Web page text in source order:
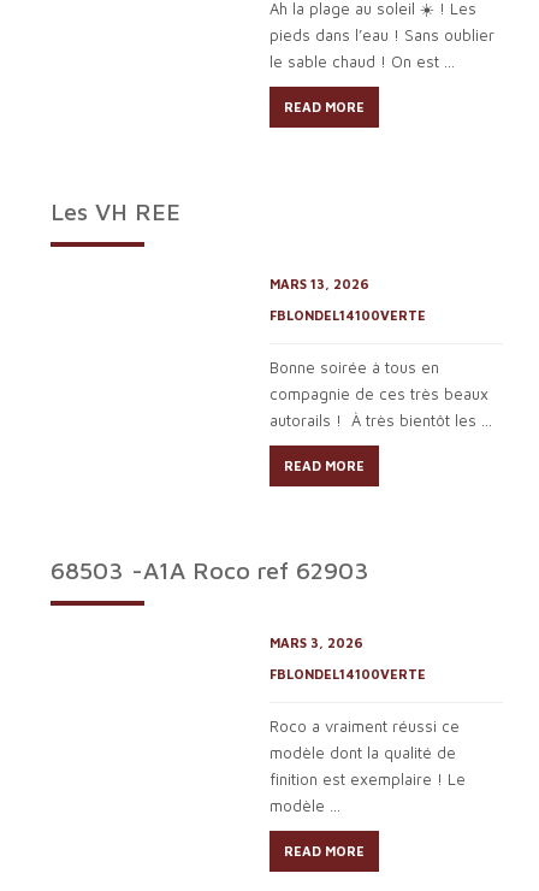
Ah la plage au soleil ☀️ ! Les
pieds dans l’eau ! Sans oublier
le sable chaud ! On est ...
READ MORE
Les VH REE
MARS 13, 2026
FBLONDEL14100VERTE
Bonne soirée à tous en
compagnie de ces très beaux
autorails ! À très bientôt les ...
READ MORE
68503 -A1A Roco ref 62903
MARS 3, 2026
FBLONDEL14100VERTE
Roco a vraiment réussi ce
modèle dont la qualité de
finition est exemplaire ! Le
modèle ...
READ MORE